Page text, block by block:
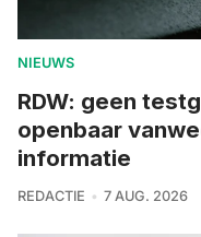
NIEUWS
RDW: geen
openbaar
informatie
REDACTIE 7 AUG. 2026